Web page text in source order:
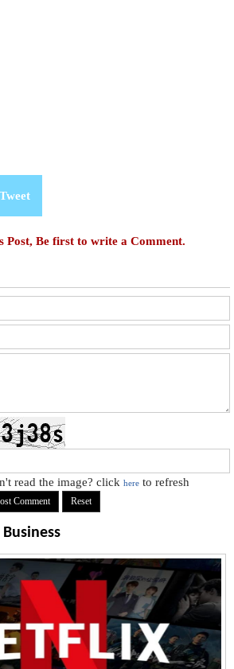
Tweet
Post, Be first to write a Comment.
read the image? clickhere to refresh
Business